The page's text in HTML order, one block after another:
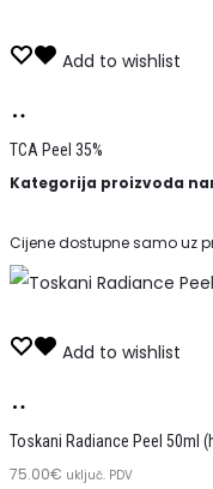
Add to wishlist
više
TCA Peel 35%
Kategorija proizvoda
Cijene dostupne samo uz
Add to wishlist
u
košaricu
Toskani Radiance Peel 50ml
75.00€ uključ. PDV